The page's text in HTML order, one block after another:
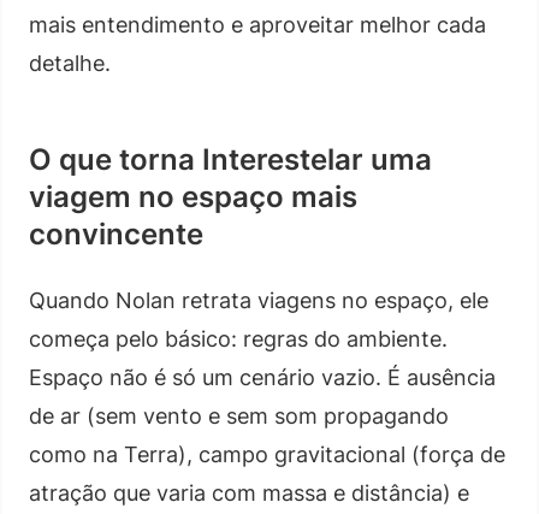
mais entendimento e aproveitar melhor cada
detalhe.
O que torna Interestelar uma
viagem no espaço mais
convincente
Quando Nolan retrata viagens no espaço, ele
começa pelo básico: regras do ambiente.
Espaço não é só um cenário vazio. É ausência
de ar (sem vento e sem som propagando
como na Terra), campo gravitacional (força de
atração que varia com massa e distância) e